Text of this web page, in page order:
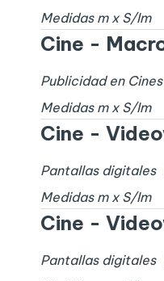
Medidas m x S/Im
Cine -
Publicidad en Cines
Medidas m x S/Im
Cine -
Pantallas digitales
Medidas m x S/Im
Cine -
Pantallas digitales